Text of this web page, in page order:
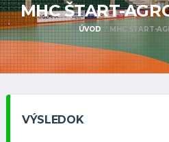
MHC ŠTART-
ÚVOD MHC ŠTART-
VÝSLEDOK